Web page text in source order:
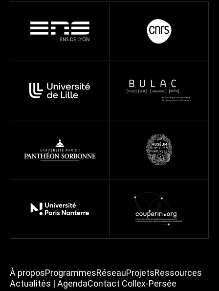
À proposProgrammesRéseauProjetsRessources
Actualités | AgendaContact Collex-Persée